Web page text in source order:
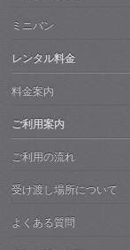
ミニバン
レンタル料金
料金案内
ご利用案内
ご利用の流れ
受け渡し場所について
よくある質問